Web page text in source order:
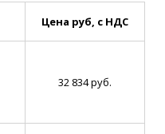
Цена руб, с НДС
32 834 руб.